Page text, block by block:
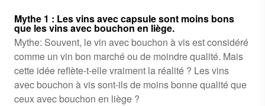
Mythe 1 : Les vins avec capsule sont moins bons
que les vins avec bouchon en liège.
Mythe: Souvent, le vin avec bouchon à vis est considéré
comme un vin bon marché ou de moindre qualité. Mais
cette idée reflète-t-elle vraiment la réalité ? Les vins
avec bouchon à vis sont-ils de moins bonne qualité que
ceux avec bouchon en liège ?